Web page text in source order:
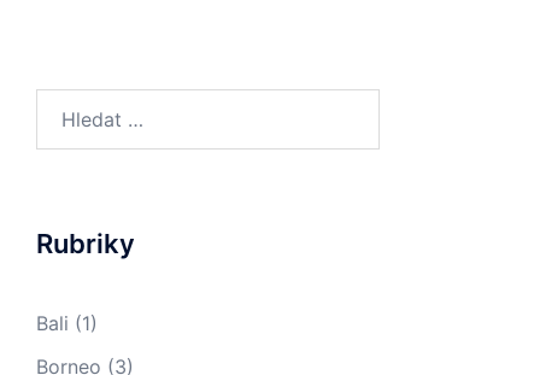
Rubriky
Bali (1)
Borneo (3)